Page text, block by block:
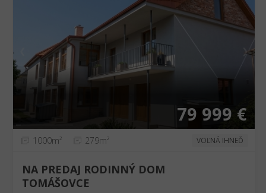
❯
79 999 €
1000m² 279m² VOĽNÁ IHNEĎ
NA PREDAJ RODINNÝ DOM
TOMÁŠOVCE